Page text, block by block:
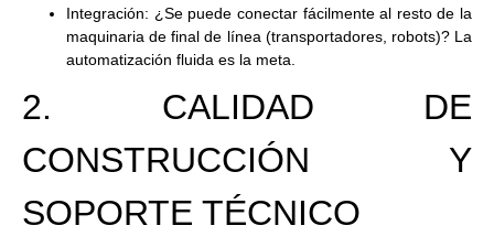
Integración: ¿Se puede conectar fácilmente al resto de la
maquinaria de final de línea (transportadores, robots)? La
automatización fluida es la meta.
2. CALIDAD DE
CONSTRUCCIÓN Y
SOPORTE TÉCNICO